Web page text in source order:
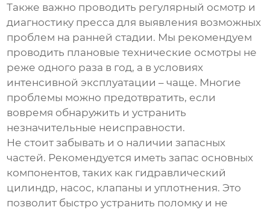
Также важно проводить регулярный осмотр и
диагностику пресса для выявления возможных
проблем на ранней стадии. Мы рекомендуем
проводить плановые технические осмотры не
реже одного раза в год, а в условиях
интенсивной эксплуатации – чаще. Многие
проблемы можно предотвратить, если
вовремя обнаружить и устранить
незначительные неисправности.
Не стоит забывать и о наличии запасных
частей. Рекомендуется иметь запас основных
компонентов, таких как гидравлический
цилиндр, насос, клапаны и уплотнения. Это
позволит быстро устранить поломку и не